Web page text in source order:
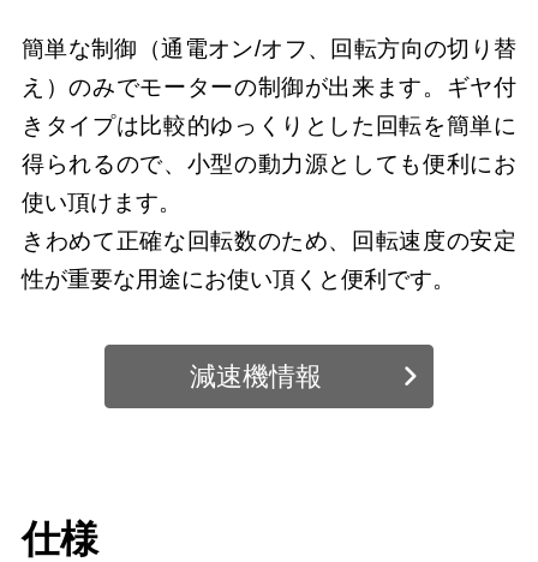
簡単な制御（通電オン/オフ、回転方向の切り替
え）のみでモーターの制御が出来ます。ギヤ付
きタイプは比較的ゆっくりとした回転を簡単に
得られるので、小型の動力源としても便利にお
使い頂けます。
きわめて正確な回転数のため、回転速度の安定
性が重要な用途にお使い頂くと便利です。
減速機情報
仕様